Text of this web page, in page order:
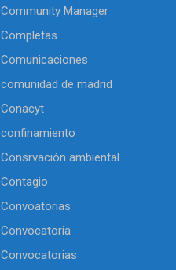
Community Manager
Completas
Comunicaciones
comunidad de madrid
Conacyt
confinamiento
Consrvación ambiental
Contagio
Convoatorias
Convocatoria
Convocatorias